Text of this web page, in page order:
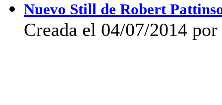
Nuevo Still de Robert
Creada el 04/07/2014